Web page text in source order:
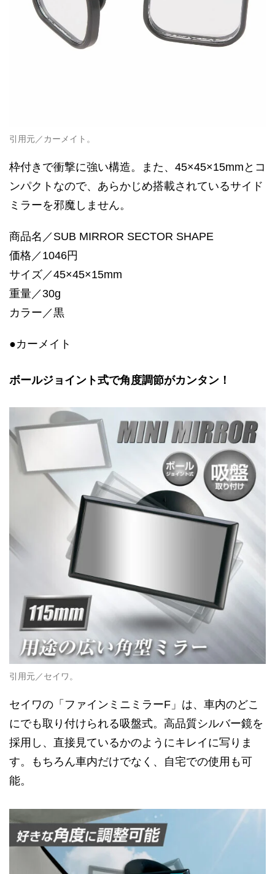
引用元／カーメイト。
枠付きで衝撃に強い構造。また、45×45×15mmとコ
ンパクトなので、あらかじめ搭載されているサイド
ミラーを邪魔しません。
商品名／SUB MIRROR SECTOR SHAPE
価格／1046円
サイズ／45×45×15mm
重量／30g
カラー／黒
●カーメイト
ボールジョイント式で角度調節がカンタン！
引用元／セイワ。
セイワの「ファインミニミラーF」は、車内のどこ
にでも取り付けられる吸盤式。高品質シルバー鏡を
採用し、直接見ているかのようにキレイに写りま
す。もちろん車内だけでなく、自宅での使用も可
能。